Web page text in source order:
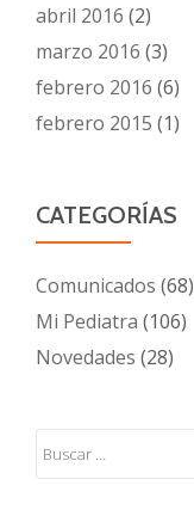
abril 2016 (2)
marzo 2016 (3)
febrero 2016 (6)
febrero 2015 (1)
CATEGORÍAS
Comunicados (68)
Mi Pediatra (106)
Novedades (28)